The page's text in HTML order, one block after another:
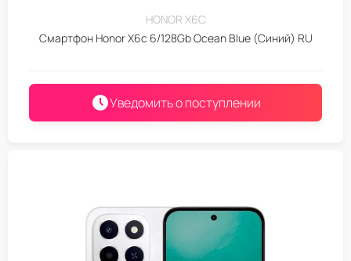
HONOR X6C
Смартфон Honor X6c 6/128Gb Ocean Blue (Синий) RU
Уведомить о поступлении